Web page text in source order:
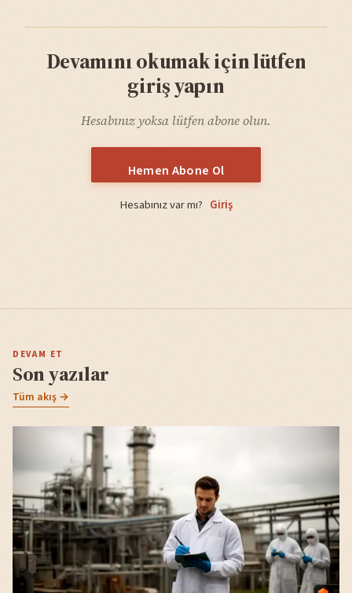
Devamını okumak için lütfen
giriş yapın
Hesabınız yoksa lütfen abone olun.
Hemen Abone Ol
Hesabınız var mı? Giriş
DEVAM ET
Son yazılar
Tüm akış →